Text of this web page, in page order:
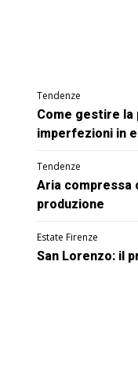
Tendenze
Come gestire la
imperfezioni in
Tendenze
Aria compressa
produzione
Estate Firenze
San Lorenzo: il